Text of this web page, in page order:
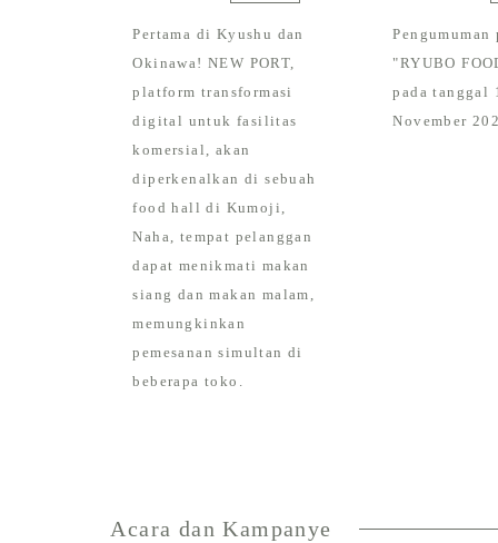
Pertama di Kyushu dan
Okinawa! NEW PORT,
platform transformasi
digital untuk fasilitas
komersial, akan
diperkenalkan di sebuah
food hall di Kumoji,
Naha, tempat pelanggan
dapat menikmati makan
siang dan makan malam,
memungkinkan
pemesanan simultan di
beberapa toko.
Pengumuman
"RYUBO
pada tanggal 1
November
Acara dan Kampanye